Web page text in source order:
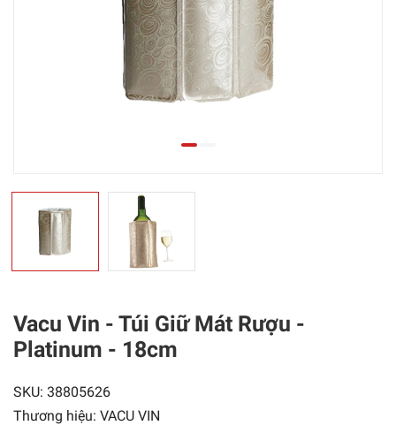
Vacu Vin - Túi Giữ Mát Rượu -
Platinum - 18cm
SKU: 38805626
Thương hiệu: VACU VIN